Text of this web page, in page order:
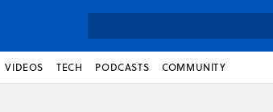
VIDEOS TECH PODCASTS COMMUNITY